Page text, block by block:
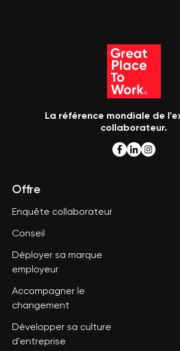
La référence mondiale de
collaborateur.
Offre
Enquête collaborateur
Conseil
Déployer sa marque
employeur
Accompagner le
changement
Développer sa culture
d'entreprise